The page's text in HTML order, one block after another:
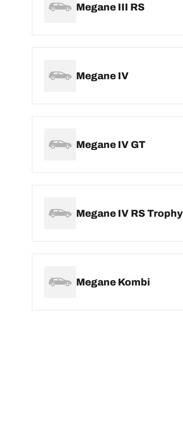
Megane III RS
Megane IV
Megane IV GT
Megane IV RS Trophy
Megane Kombi